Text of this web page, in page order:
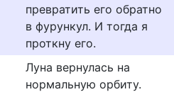
превратить его обратно
в фурункул. И тогда я
проткну его.
Луна вернулась на
нормальную орбиту.